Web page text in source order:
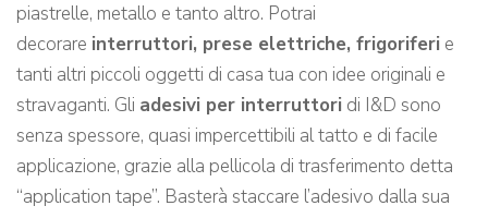
piastrelle, metallo e tanto altro. Potrai
decorare interruttori, prese elettriche, frigoriferi e
tanti altri piccoli oggetti di casa tua con idee originali e
stravaganti. Gli adesivi per interruttori di I&D sono
senza spessore, quasi impercettibili al tatto e di facile
applicazione, grazie alla pellicola di trasferimento detta
“application tape”. Basterà staccare l’adesivo dalla sua